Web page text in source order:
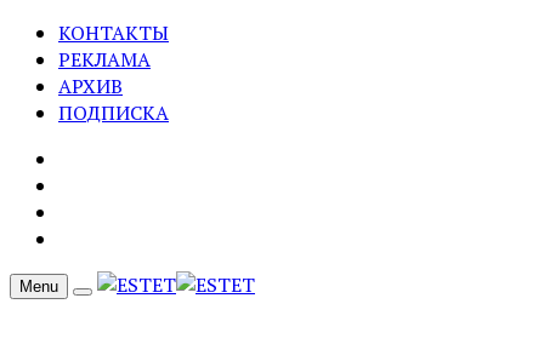
КОНТАКТЫ
РЕКЛАМА
АРХИВ
ПОДПИСКА
Menu